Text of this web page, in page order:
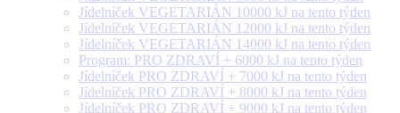
Jídelníček VEGETARIÁN 10000 kJ na tento týden
Jídelníček VEGETARIÁN 12000 kJ na tento týden
Jídelníček VEGETARIÁN 14000 kJ na tento týden
Program: PRO ZDRAVÍ + 6000 kJ na tento týden
Jídelníček PRO ZDRAVÍ + 7000 kJ na tento týden
Jídelníček PRO ZDRAVÍ + 8000 kJ na tento týden
Jídelníček PRO ZDRAVÍ + 9000 kJ na tento týden